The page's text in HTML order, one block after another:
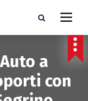
a
con